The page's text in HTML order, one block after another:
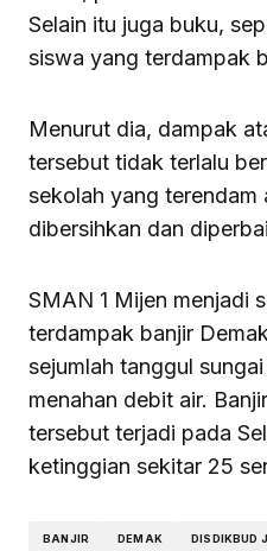
Selain itu juga buku,
siswa yang terdampak
Menurut dia, dampak
tersebut tidak terlalu
sekolah yang terendam
dibersihkan dan
SMAN 1 Mijen menjadi
terdampak banjir
sejumlah tanggul
menahan debit air.
tersebut terjadi pada
ketinggian sekitar 25
BANJIR DEMAK DISDIKBUD